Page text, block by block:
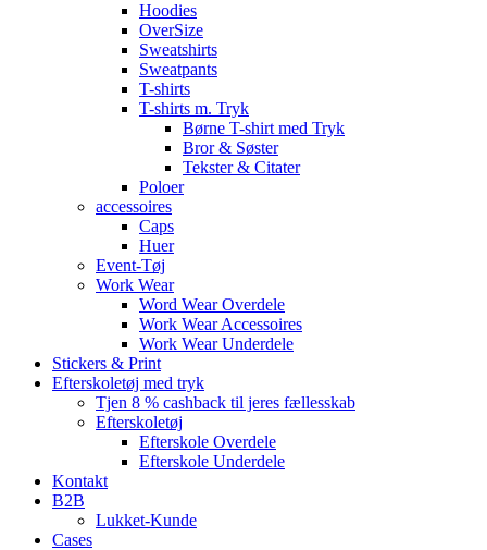
Hoodies
OverSize
Sweatshirts
Sweatpants
T-shirts
T-shirts m. Tryk
Børne T-shirt med Tryk
Bror & Søster
Tekster & Citater
Poloer
accessoires
Caps
Huer
Event-Tøj
Work Wear
Word Wear Overdele
Work Wear Accessoires
Work Wear Underdele
Stickers & Print
Efterskoletøj med tryk
Tjen 8 % cashback til jeres fællesskab
Efterskoletøj
Efterskole Overdele
Efterskole Underdele
Kontakt
B2B
Lukket-Kunde
Cases